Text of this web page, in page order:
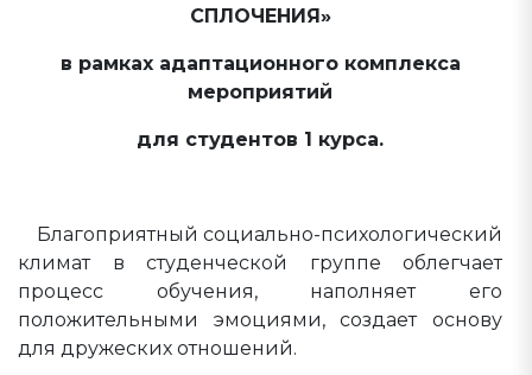
СПЛОЧЕНИЯ»
в рамках адаптационного комплекса
мероприятий
для студентов 1 курса.
Благоприятный социально-психологический
климат в студенческой группе облегчает
процесс обучения, наполняет его
положительными эмоциями, создает основу
для дружеских отношений.